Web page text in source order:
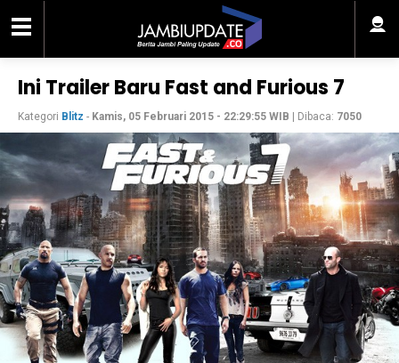
Ini Trailer Baru Fast and Furious 7
Kategori Blitz - Kamis, 05 Februari 2015 - 22:29:55 WIB | Dibaca: 7050